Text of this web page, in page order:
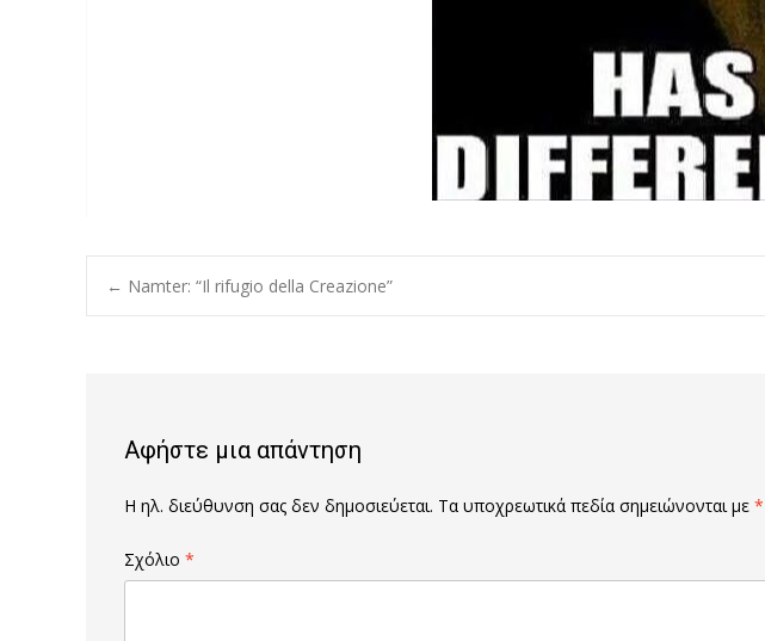
Post
← Namter: “Il rifugio della Creazione”
Αφήστε μια απάντηση
Η ηλ. διεύθυνση σας δεν δημοσιεύεται. Τα υποχρεωτικά πεδία σημειώνονται με *
Σχόλιο *